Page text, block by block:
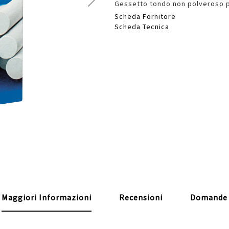
Gessetto tondo non polveroso
Scheda Fornitore
Scheda Tecnica
Maggiori Informazioni Recensioni Domande